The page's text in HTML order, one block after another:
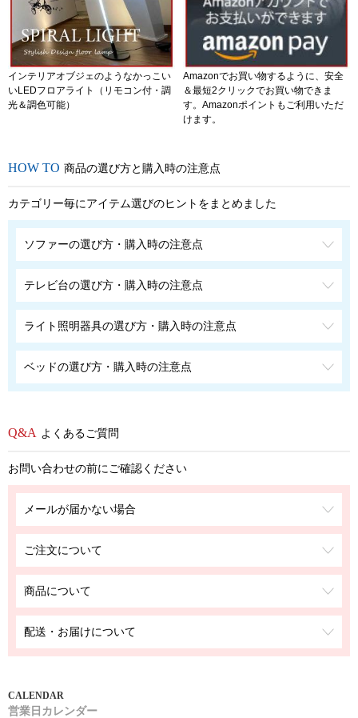
インテリアオブジェのようなかっこい
いLEDフロアライト（リモコン付・調
光＆調色可能）
Amazonでお買い物するように、安全
＆最短2クリックでお買い物できま
す。Amazonポイントもご利用いただ
けます。
商品の選び方と購入時の注意点
カテゴリー毎にアイテム選びのヒントをまとめました
ソファーの選び方・購入時の注意点
テレビ台の選び方・購入時の注意点
ライト照明器具の選び方・購入時の注意点
ベッドの選び方・購入時の注意点
よくあるご質問
お問い合わせの前にご確認ください
メールが届かない場合
ご注文について
商品について
配送・お届けについて
営業日カレンダー